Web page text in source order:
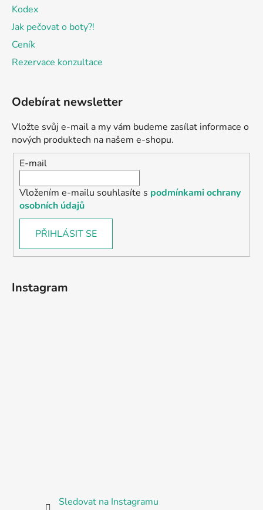
Kodex
Jak pečovat o boty?!
Ceník
Rezervace konzultace
Odebírat newsletter
Vložte svůj e-mail a my vám budeme zasílat informace o
nových produktech na našem e-shopu.
E-mail
Vložením e-mailu souhlasíte s podmínkami ochrany
osobních údajů
PŘIHLÁSIT SE
Instagram
Sledovat na Instagramu